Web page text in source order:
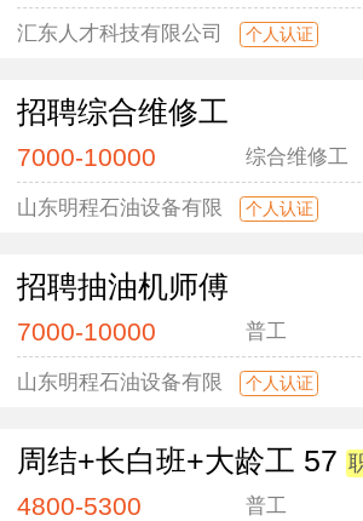
汇东人才科技有限公司 个人认证
招聘综合维修工
7000-10000 综合维修工
山东明程石油设备有限 个人认证
招聘抽油机师傅
7000-10000 普工
山东明程石油设备有限 个人认证
周结+长白班+大龄工 57
4800-5300 普工